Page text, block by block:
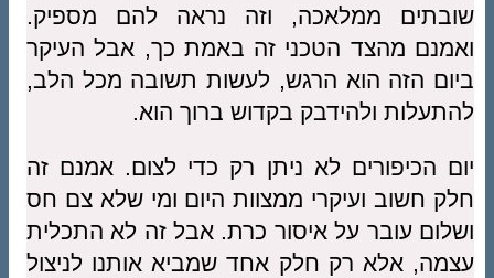
שובתים ממלאכה, וזה נראה להם מספיק.
ואמנם מהצד הטכני זה באמת כך, אבל העיקר
ביום הזה הוא הרגש, לעשות תשובה מכל הלב,
להתעלות ולהידבק בקדוש ברוך הוא.
יום הכיפורים לא ניתן רק כדי לצום. אמנם זה
חלק חשוב ועיקרי ממצוות היום ומי שלא צם חס
ושלום עובר על איסור כרת. אבל זה לא התכלית
עצמה, אלא רק חלק אחד שמביא אותנו לניצול